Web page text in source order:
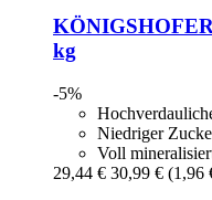
kg
-5%
Niedriger
Voll
29,44 € 30,99 € (1,96